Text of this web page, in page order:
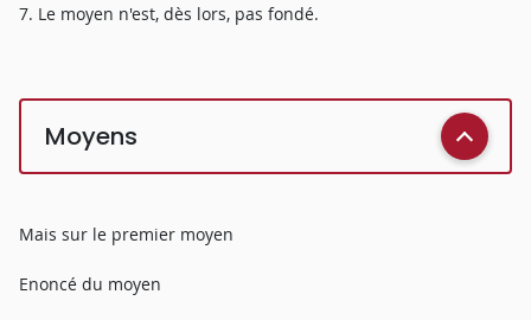
7. Le moyen n'est, dès lors, pas fondé.
Moyens
Mais sur le premier moyen
Enoncé du moyen